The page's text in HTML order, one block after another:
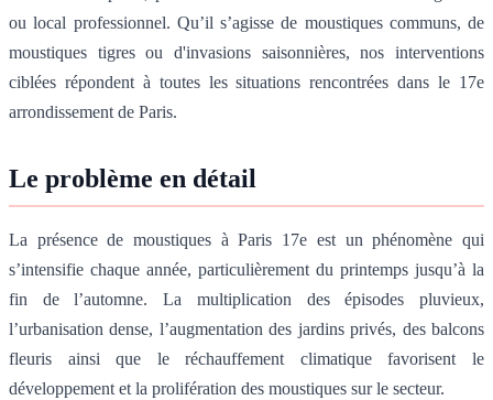
ou local professionnel. Qu’il s’agisse de moustiques communs, de
moustiques tigres ou d'invasions saisonnières, nos interventions
ciblées répondent à toutes les situations rencontrées dans le 17e
arrondissement de Paris.
Le problème en détail
La présence de moustiques à Paris 17e est un phénomène qui
s’intensifie chaque année, particulièrement du printemps jusqu’à la
fin de l’automne. La multiplication des épisodes pluvieux,
l’urbanisation dense, l’augmentation des jardins privés, des balcons
fleuris ainsi que le réchauffement climatique favorisent le
développement et la prolifération des moustiques sur le secteur.